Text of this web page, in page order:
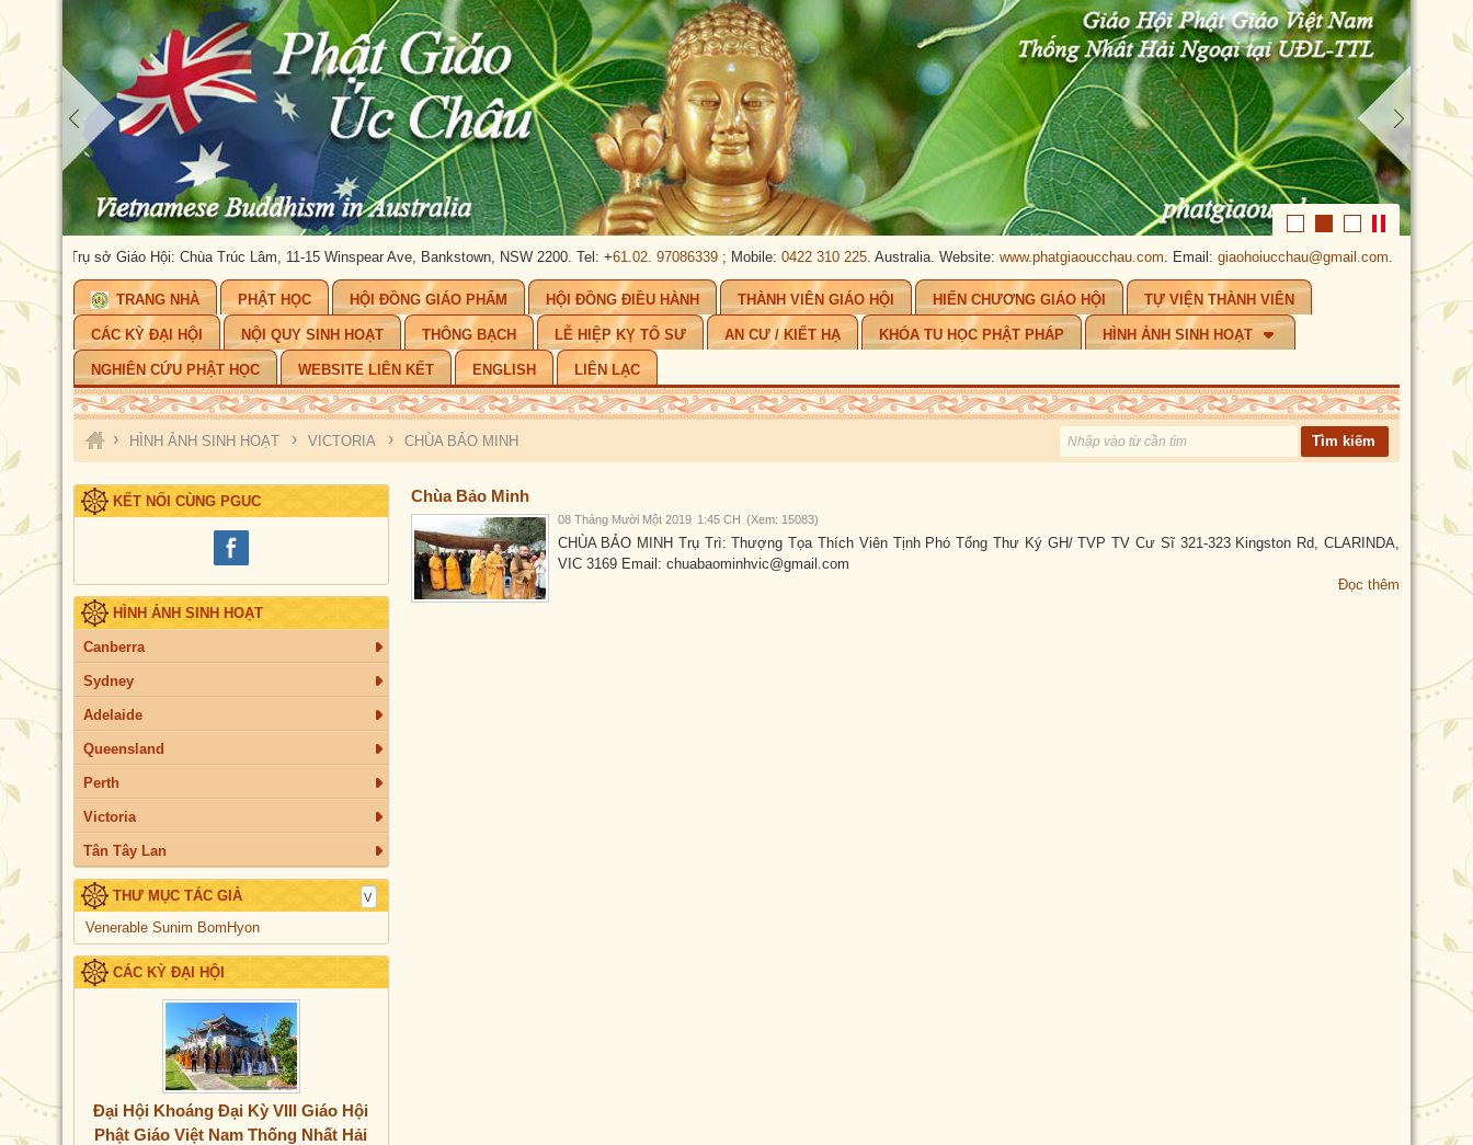
Trụ sở Giáo Hội: Chùa Trúc Lâm, 11-15 Winspear Ave, Bankstown, NSW 2200. Tel: +61.02. 97086339; Mobile:0422 310 225 . Australia.Website:www.phatgiaoucchau.com. Email:giaohoiucchau@gmail.com. PHẬT GIÁO
TRANG NHÀ PHẬT HỌC HỘI ĐỒNG GIÁO PHẨM HỘI ĐỒNG ĐIỀU HÀNH THÀNH VIÊN GIÁO HỘI HIẾN CHƯƠNG GIÁO HỘI TỰ VIỆN THÀNH VIÊN
CÁC KỲ ĐẠI HỘI NỘI QUY SINH HOẠT THÔNG BẠCH LỄ HIỆP KỴ TỔ SƯ AN CƯ / KIẾT HẠ KHÓA TU HỌC PHẬT PHÁP HÌNH ẢNH SINH HOẠT
NGHIÊN CỨU PHẬT HỌC WEBSITE LIÊN KẾT ENGLISH LIÊN LẠC
› HÌNH ẢNH SINH HOẠT › VICTORIA › CHÙA BẢO MINH
KẾT NỐI CÙNG PGUC
HÌNH ẢNH SINH HOẠT
Canberra
Sydney
Adelaide
Queensland
Perth
Victoria
Tân Tây Lan
THƯ MỤC TÁC GIẢ
Venerable Sunim BomHyon
CÁC KỲ ĐẠI HỘI
Đại Hội Khoáng Đại Kỳ VIII Giáo Hội
Phật Giáo Việt Nam Thống Nhất Hải
Chùa Bảo Minh
08 Tháng Mười Một 2019 1:45 CH (Xem: 15083)
CHÙA BẢO MINH Trụ Trì: Thượng Tọa Thích Viên Tịnh Phó Tổng Thư Ký GH/ TVP TV Cư Sĩ 321-323 Kingston Rd, CLARINDA,
VIC 3169 Email: chuabaominhvic@gmail.com
Đọc thêm